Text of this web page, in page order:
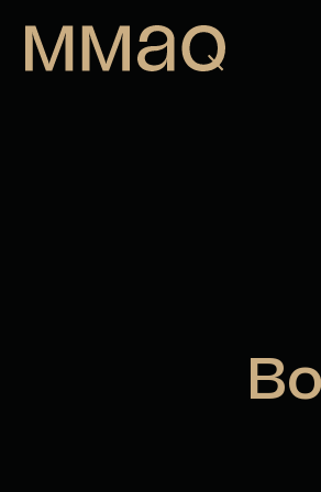
Aller au contenu
Maison des métiers